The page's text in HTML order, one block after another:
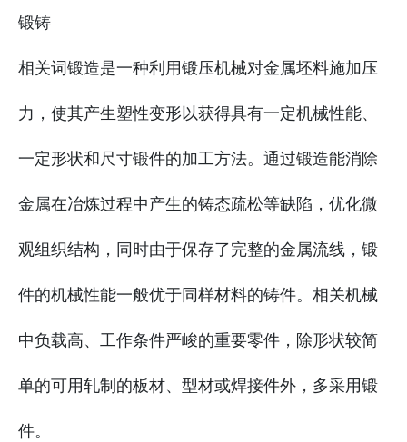
锻铸
相关词锻造是一种利用锻压机械对金属坯料施加压
力，使其产生塑性变形以获得具有一定机械性能、
一定形状和尺寸锻件的加工方法。通过锻造能消除
金属在冶炼过程中产生的铸态疏松等缺陷，优化微
观组织结构，同时由于保存了完整的金属流线，锻
件的机械性能一般优于同样材料的铸件。相关机械
中负载高、工作条件严峻的重要零件，除形状较简
单的可用轧制的板材、型材或焊接件外，多采用锻
件。